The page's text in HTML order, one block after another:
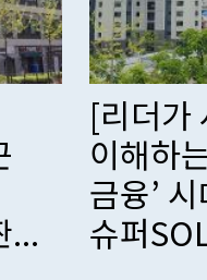
[리더가
스페이
코리아
한국 ‘0